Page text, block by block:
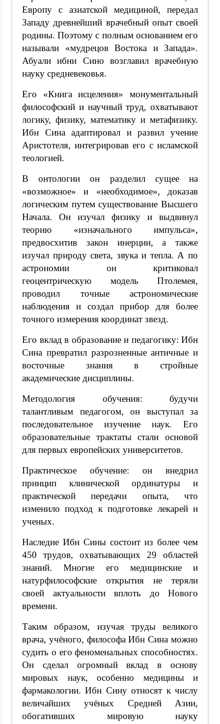
Европу с азиатской медициной, передал
Западу древнейший врачебный опыт своей
родины. Поэтому с полным основанием его
называли «мудрецов Востока и Запада».
Абуали ибни Сино возглавил врачебную
науку средневековья.
Его «Книга исцеления» монументальный
философский и научный труд, охватывают
логику, физику, математику и метафизику.
Ибн Сина адаптировал и развил учение
Аристотеля, интегрировав его с исламской
теологией.
В онтологии он разделил сущее на
«возможное» и «необходимое», доказав
логическим путем существование Высшего
Начала. Он изучал физику и выдвинул
теорию «изначального импульса»,
предвосхитив закон инерции, а также
изучал природу света, звука и тепла. А по
астрономии он критиковал
геоцентрическую модель Птолемея,
проводил точные астрономические
наблюдения и создал прибор для более
точного измерения координат звезд.
Его вклад в образование и педагогику: Ибн
Сина превратил разрозненные античные и
восточные знания в стройные
академические дисциплины.
Методология обучения: будучи
талантливым педагогом, он выступал за
последовательное изучение наук. Его
образовательные трактаты стали основой
для первых европейских университетов.
Практическое обучение: он внедрил
принцип клинической ординатуры и
практической передачи опыта, что
изменило подход к подготовке лекарей и
ученых.
Наследие Ибн Сины состоит из более чем
450 трудов, охватывающих 29 областей
знаний. Многие его медицинские и
натурфилософские открытия не теряли
своей актуальности вплоть до Нового
времени.
Таким образом, изучая труды великого
врача, учёного, философа Ибн Сина можно
судить о его феноменальных способностях.
Он сделал огромный вклад в основу
мировых наук, особенно медицины и
фармакологии. Ибн Сину относят к числу
величайших учёных Средней Азии,
обогативших мировую науку